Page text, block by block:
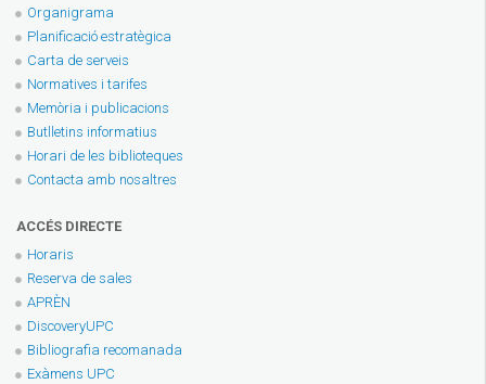
Organigrama
Planificació estratègica
Carta de serveis
Normatives i tarifes
Memòria i publicacions
Butlletins informatius
Horari de les biblioteques
Contacta amb nosaltres
ACCÉS DIRECTE
Horaris
Reserva de sales
APRÈN
DiscoveryUPC
Bibliografia recomanada
Exàmens UPC